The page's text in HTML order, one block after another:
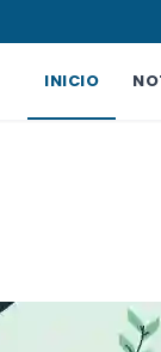
INICIO